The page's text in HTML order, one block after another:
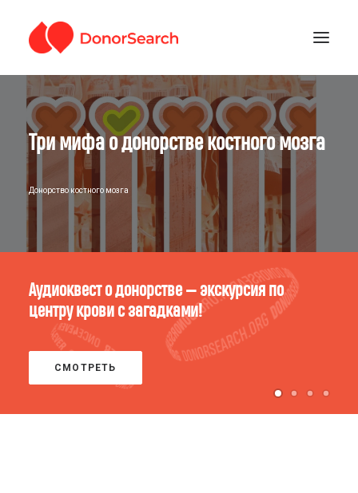
РУБРИКИ
ЗАРЕГИСТРИРОВАТЬСЯ
ГДЕ СДАТЬ КРОВЬ
Три мифа о донорстве костного мозга
Донорство костного мозга
Аудиоквест о донорстве — экскурсия по
центру крови с загадками!
СМОТРЕТЬ